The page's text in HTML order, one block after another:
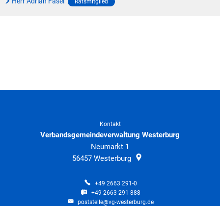
Ratsmitglied
Kontakt
Verbandsgemeindeverwaltung Westerburg
Neumarkt 1
56457 Westerburg
+49 2663 291-0
+49 2663 291-888
poststelle@vg-westerburg.de